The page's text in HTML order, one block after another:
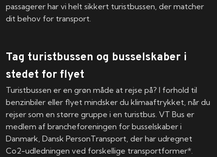
passagerer har vi helt sikkert turistbussen, der matcher
dit behov for transport.
Tag turistbussen og busselskaber i
stedet for flyet
Turistbussen er en grøn måde at rejse på? I forhold til
benzinbiler eller flyet mindsker du klimaaftrykket, når du
rejser som en større gruppe i en turistbus. VT Bus er
medlem af brancheforeningen for busselskaber i
Danmark, Dansk PersonTransport, der har udregnet
Co2-udledningen ved forskellige transportformer*.